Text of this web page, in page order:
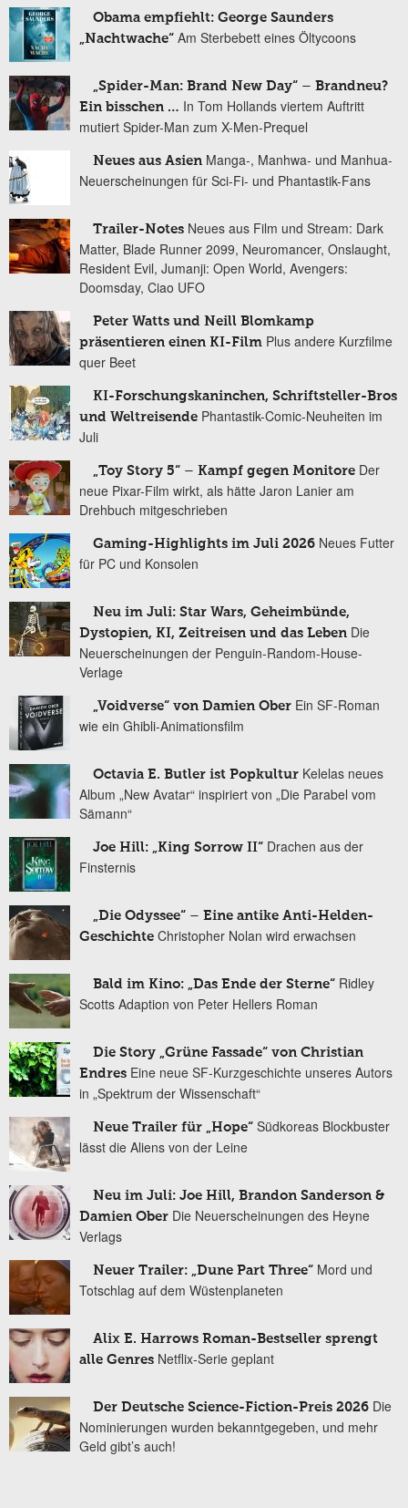
Obama empfiehlt: George Saunders
„Nachtwache“ Am Sterbebett eines Öltycoons
„Spider-Man: Brand New Day“ – Brandneu?
Ein bisschen … In Tom Hollands viertem Auftritt
mutiert Spider-Man zum X-Men-Prequel
Neues aus Asien Manga-, Manhwa- und Manhua-
Neuerscheinungen für Sci-Fi- und Phantastik-Fans
Trailer-Notes Neues aus Film und Stream: Dark
Matter, Blade Runner 2099, Neuromancer, Onslaught,
Resident Evil, Jumanji: Open World, Avengers:
Doomsday, Ciao UFO
Peter Watts und Neill Blomkamp
präsentieren einen KI-Film Plus andere Kurzfilme
quer Beet
KI-Forschungskaninchen, Schriftsteller-Bros
und Weltreisende Phantastik-Comic-Neuheiten im
Juli
„Toy Story 5“ – Kampf gegen Monitore Der
neue Pixar-Film wirkt, als hätte Jaron Lanier am
Drehbuch mitgeschrieben
Gaming-Highlights im Juli 2026 Neues Futter
für PC und Konsolen
Neu im Juli: Star Wars, Geheimbünde,
Dystopien, KI, Zeitreisen und das Leben Die
Neuerscheinungen der Penguin-Random-House-
Verlage
„Voidverse“ von Damien Ober Ein SF-Roman
wie ein Ghibli-Animationsfilm
Octavia E. Butler ist Popkultur Kelelas neues
Album „New Avatar“ inspiriert von „Die Parabel vom
Sämann“
Joe Hill: „King Sorrow II“ Drachen aus der
Finsternis
„Die Odyssee“ – Eine antike Anti-Helden-
Geschichte Christopher Nolan wird erwachsen
Bald im Kino: „Das Ende der Sterne“ Ridley
Scotts Adaption von Peter Hellers Roman
Die Story „Grüne Fassade“ von Christian
Endres Eine neue SF-Kurzgeschichte unseres Autors
in „Spektrum der Wissenschaft“
Neue Trailer für „Hope“ Südkoreas Blockbuster
lässt die Aliens von der Leine
Neu im Juli: Joe Hill, Brandon Sanderson &
Damien Ober Die Neuerscheinungen des Heyne
Verlags
Neuer Trailer: „Dune Part Three“ Mord und
Totschlag auf dem Wüstenplaneten
Alix E. Harrows Roman-Bestseller sprengt
alle Genres Netflix-Serie geplant
Der Deutsche Science-Fiction-Preis 2026 Die
Nominierungen wurden bekanntgegeben, und mehr
Geld gibt’s auch!